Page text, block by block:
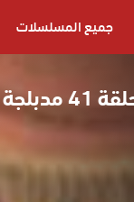
جميع المسلسلات
مسلسل لا تترك